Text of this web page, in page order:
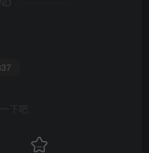
",点击“连接”，选第一个
默认，点确定连接数据
下吧